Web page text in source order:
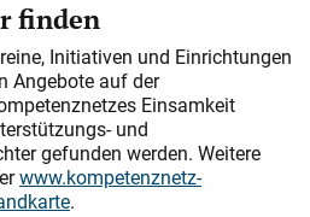
finden
Initiativen und Einrichtungen
Angebote auf der
Einsamkeit
und
gefunden werden. Weitere
www.kompetenznetz-
.